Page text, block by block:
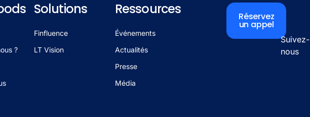
?
Solutions
Finfluence
LT Vision
Ressources
Événements
Actualités
Presse
Média
Réservez
un appel
Suivez-
nous